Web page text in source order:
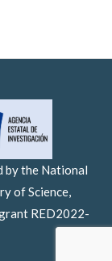
by the National
of Science,
RED2022-